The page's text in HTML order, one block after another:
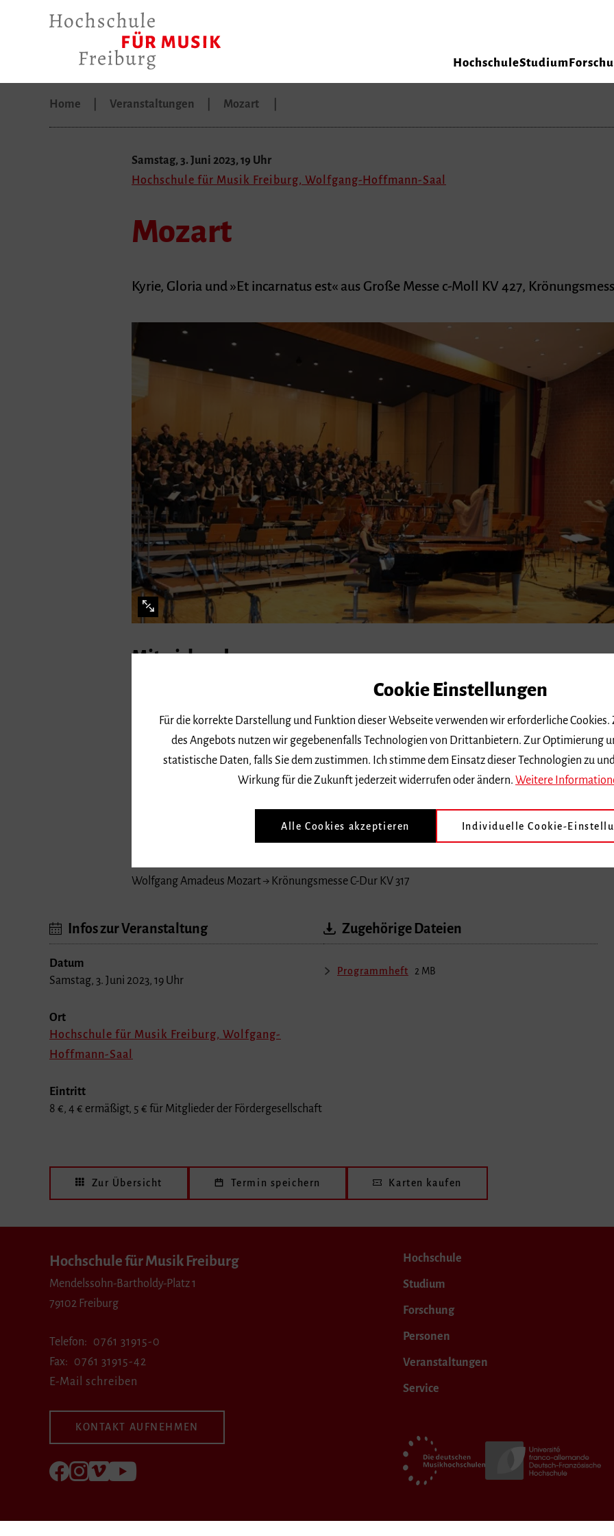
HochschuleStudium
Home Veranstaltungen Mozart
Samstag, 3. Juni 2023, 19 Uhr
Hochschule für Musik Freiburg, Wolfgang-Hoffmann-Saal
Mozart
Kyrie, Gloria und »Et incarnatus est« aus Große Messe c-Moll KV 427,
Mitwirkende
Jongyoung Kim → Tenor
Johann Kalvelage → Bass
Hochschulchor und Hochschulorchester
Frank Markowitsch → Leitung
Wolfgang Amadeus Mozart → Krönungsmesse C-Dur KV 317
Infos zur Veranstaltung
Datum
Samstag, 3. Juni 2023, 19 Uhr
Ort
Hochschule für Musik Freiburg, Wolfgang-
Hoffmann-Saal
Eintritt
8 €, 4 € ermäßigt, 5 € für Mitglieder der Fördergesellschaft
Zugehörige Dateien
Programmheft 2 MB
Zur Übersicht Termin speichern Karten kaufen
Hochschule für Musik Freiburg
Mendelssohn-Bartholdy-Platz 1
79102 Freiburg
Telefon
0761 31915-0
Fax
0761 31915-42
E-Mail schreiben
KONTAKT AUFNEHMEN
Folgen Sie uns auf Facebook
Folgen Sie uns auf Instagram
Besuchen Sie uns bei Vimeo
Hochschule
Studium
Forschung
Personen
Veranstaltungen
Service
Cookie Einstellungen
Für die korrekte Darstellung und Funktion dieser Webseite verwenden wir erforderliche
des Angebots nutzen wir gegebenenfalls Technologien von Drittanbietern. Zur Optimierung
statistische Daten, falls Sie dem zustimmen. Ich stimme dem Einsatz dieser Technologien zu
Wirkung für die Zukunft jederzeit widerrufen oder ändern. Weitere
Alle Cookies akzeptieren Individuelle Cookie-